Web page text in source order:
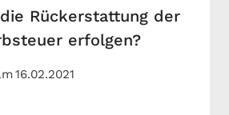
Rückerstattung der
erfolgen?
16.02.2021